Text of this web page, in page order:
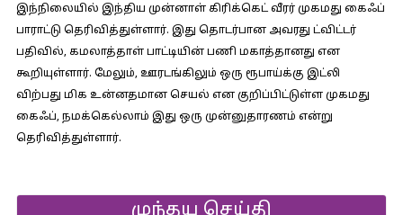
இந்நிலையில் இந்திய முன்னாள் கிரிக்கெட் வீரர் முகமது கைஃப்
பாராட்டு தெரிவித்துள்ளார். இது தொடர்பான அவரது ட்விட்டர்
பதிவில், கமலாத்தாள் பாட்டியின் பணி மகாத்தானது என
கூறியுள்ளார். மேலும், ஊரடங்கிலும் ஒரு ரூபாய்க்கு இட்லி
விற்பது மிக உன்னதமான செயல் என குறிப்பிட்டுள்ள முகமது
கைஃப், நமக்கெல்லாம் இது ஒரு முன்னுதாரணம் என்று
தெரிவித்துள்ளார்.
முந்தய செய்தி